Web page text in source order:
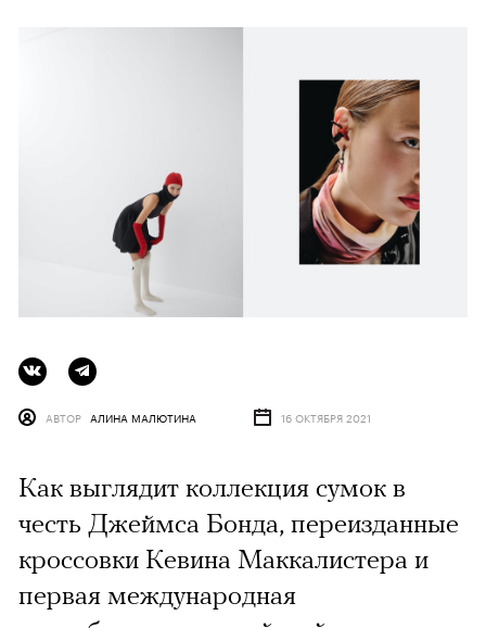
АВТОР АЛИНА МАЛЮТИНА 16 ОКТЯБРЯ 2021
Как выглядит коллекция сумок в
честь Джеймса Бонда, переизданные
кроссовки Кевина Маккалистера и
первая международная